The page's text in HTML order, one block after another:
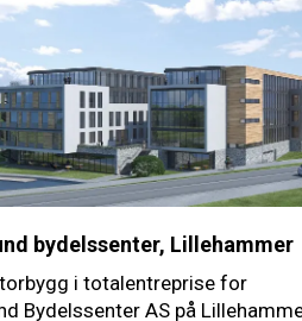
bydelssenter, Lillehammer
i totalentreprise for
Bydelssenter AS på